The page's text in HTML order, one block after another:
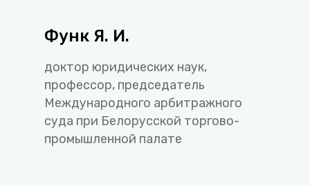
Функ Я. И.
доктор юридических наук,
профессор, председатель
Международного арбитражного
суда при Белорусской торгово-
промышленной палате